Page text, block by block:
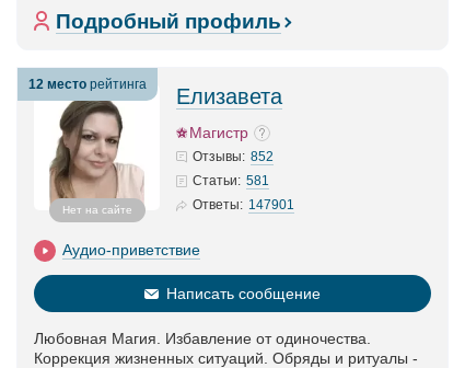
Подробный профиль
12 место рейтинга
Нет на сайте
Елизавета
Магистр
Отзывы: 852
Статьи: 581
Ответы: 147901
Аудио-приветствие
Написать сообщение
Любовная Магия. Избавление от одиночества.
Коррекция жизненных ситуаций. Обряды и ритуалы -